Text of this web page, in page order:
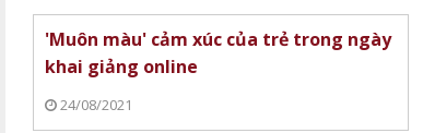
'Muôn màu' cảm xúc của trẻ trong ngày
khai giảng online
24/08/2021